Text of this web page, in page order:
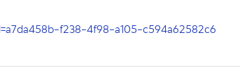
f238-4f98-a105-c594a62582c6